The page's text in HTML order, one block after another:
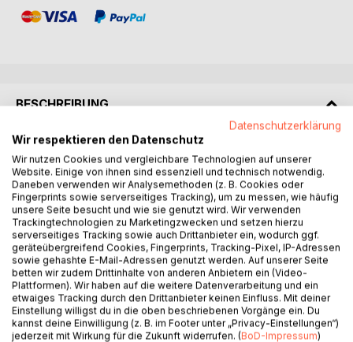
BESCHREIBUNG
Warming up before singing- a boring and tedious chore? It
shouldn't be. Warming up can be fun and an important ritual
in each choir rehearsal! In order to achieve a good start
before rehearsing, however, every singer or choirmaster
requires a good treasure of basic warm-up exercises.
Warming up - the manual shows a variety of solo and
polyphonic exercises and examples of diaphragmatic
activation, as well as basic information on breathing
techniques. An additional collection of simple canons and
short songs makes the collective warm up a fun part of
each rehearsal. In addition to that, a number of practical
tips that go far beyond the initial phase of a choir rehearsal
Datenschutzerklärung
Wir respektieren den Datenschutz
Wir nutzen Cookies und vergleichbare Technologien auf unserer
Website. Einige von ihnen sind essenziell und technisch notwendig.
Daneben verwenden wir Analysemethoden (z. B. Cookies oder
Fingerprints sowie serverseitiges Tracking), um zu messen, wie häufig
unsere Seite besucht und wie sie genutzt wird. Wir verwenden
Trackingtechnologien zu Marketingzwecken und setzen hierzu
serverseitiges Tracking sowie auch Drittanbieter ein, wodurch ggf.
geräteübergreifend Cookies, Fingerprints, Tracking-Pixel, IP-Adressen
sowie gehashte E-Mail-Adressen genutzt werden. Auf unserer Seite
betten wir zudem Drittinhalte von anderen Anbietern ein (Video-
Plattformen). Wir haben auf die weitere Datenverarbeitung und ein
etwaiges Tracking durch den Drittanbieter keinen Einfluss. Mit deiner
Einstellung willigst du in die oben beschriebenen Vorgänge ein. Du
kannst deine Einwilligung (z. B. im Footer unter „Privacy-Einstellungen“)
jederzeit mit Wirkung für die Zukunft widerrufen. (BoD-Impressum)